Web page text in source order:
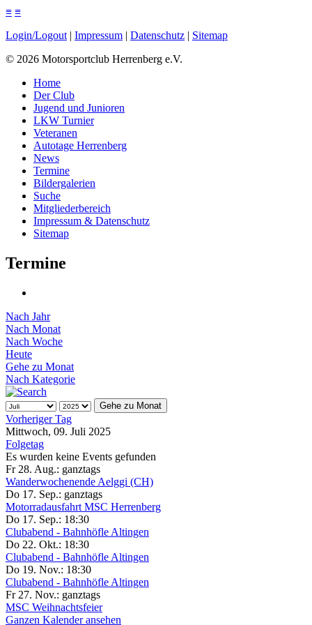
≡ ≡
Login/Logout | Impressum | Datenschutz | Sitemap
© 2026 Motorsportclub Herrenberg e.V.
Home
Der Club
Jugend und Junioren
LKW Turnier
Veteranen
Autotage Herrenberg
News
Termine
Bildergalerien
Suche
Mitgliederbereich
Impressum & Datenschutz
Sitemap
Termine
Nach Jahr
Nach Monat
Nach Woche
Heute
Gehe zu Monat
Nach Kategorie
Gehe zu Monat
Vorheriger Tag
Mittwoch, 09. Juli 2025
Folgetag
Es wurden keine Events gefunden
Fr 28. Aug.: ganztags
Wanderwochenende Aelggi (CH)
Do 17. Sep.: ganztags
Motorradausfahrt MSC Herrenberg
Do 17. Sep.: 18:30
Clubabend - Bahnhöfle Altingen
Do 22. Okt.: 18:30
Clubabend - Bahnhöfle Altingen
Do 19. Nov.: 18:30
Clubabend - Bahnhöfle Altingen
Fr 27. Nov.: ganztags
MSC Weihnachtsfeier
Ganzen Kalender ansehen